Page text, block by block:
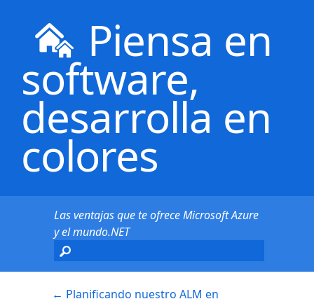
Piensa en
software,
desarrolla en
colores
Las ventajas que te ofrece Microsoft Azure
y el mundo.NET
← Planificando nuestro ALM en